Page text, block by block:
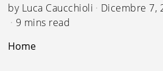
by Luca Caucchioli Dicembre 7,
9 mins read
Home